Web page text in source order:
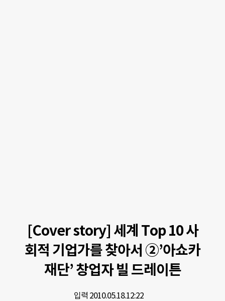
[Cover story] 세계 Top 10 사
회적 기업가를 찾아서 ②’아쇼카
재단’ 창업자 빌 드레이튼
입력 2010.05.18.12:22